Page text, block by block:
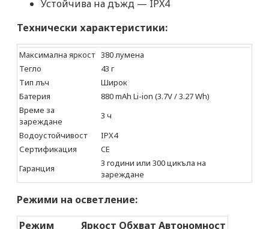
Устойчива на дъжд — IPX4
Технически характеристики:
Максимална яркост 380 лумена
Тегло
43 г
Тип лъч
Широк
Батерия
880 mAh Li-ion (3.7V / 3.27 Wh)
Време за
зареждане
3 ч
Водоустойчивост
IPX4
Сертификация
CE
Гаранция
3 години или 300 цикъла на
зареждане
Режими на осветление:
Режим
Яркост Обхват Автономност